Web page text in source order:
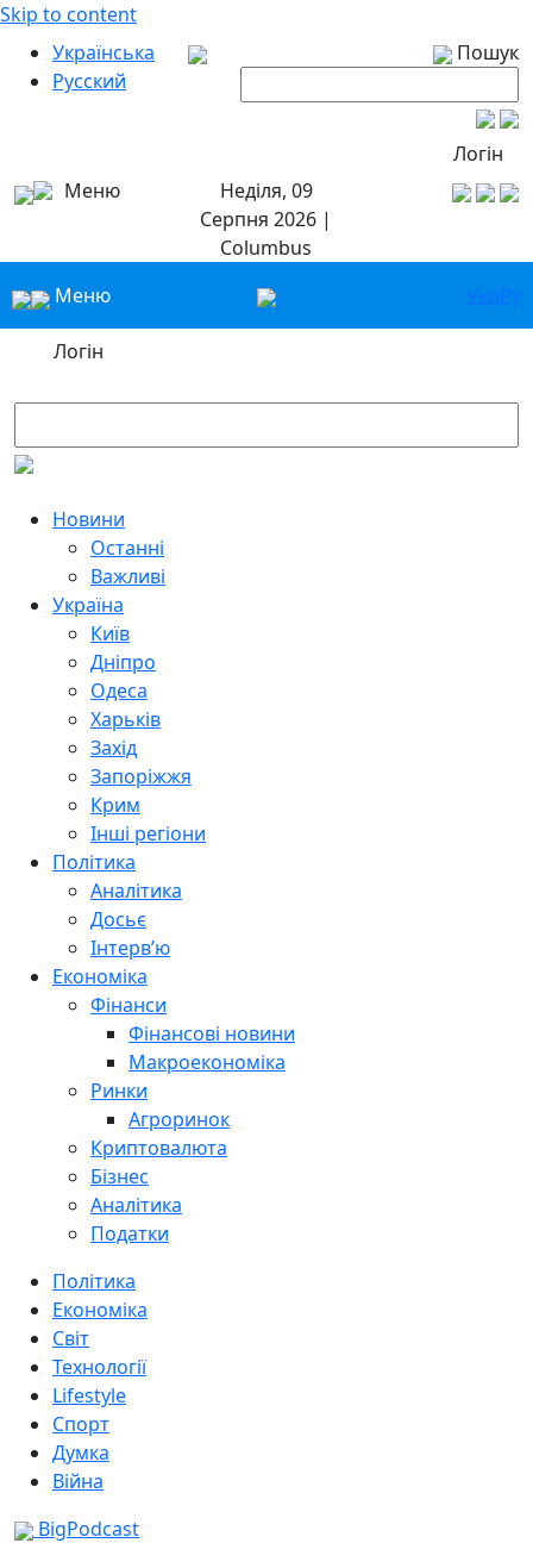
Skip to content
Українська
Русский
Пошук
Логін
Меню
Неділя, 09
Серпня 2026 |
Columbus
Меню
УкрРу
Логін
Новини
Останні
Важливі
Україна
Київ
Дніпро
Одеса
Харьків
Захід
Запоріжжя
Крим
Інші регіони
Політика
Аналітика
Досьє
Інтерв’ю
Економіка
Фінанси
Фінансові новини
Макроекономіка
Ринки
Агроринок
Криптовалюта
Бізнес
Аналітика
Податки
Політика
Економіка
Світ
Технології
Lifestyle
Спорт
Думка
Війна
BigPodcast